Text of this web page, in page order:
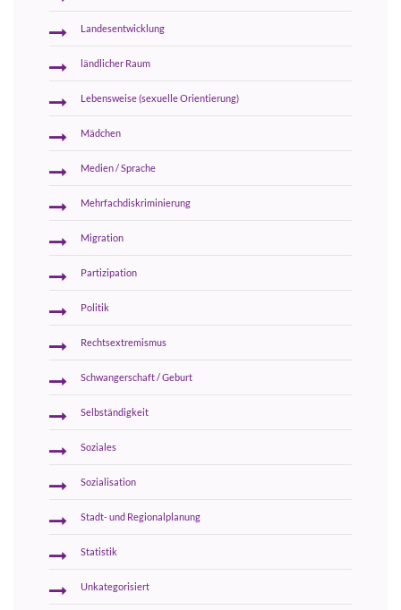
Landesentwicklung
ländlicher Raum
Lebensweise (sexuelle Orientierung)
Mädchen
Medien / Sprache
Mehrfachdiskriminierung
Migration
Partizipation
Politik
Rechtsextremismus
Schwangerschaft / Geburt
Selbständigkeit
Soziales
Sozialisation
Stadt- und Regionalplanung
Statistik
Unkategorisiert